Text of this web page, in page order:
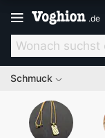
.de
Schmuck